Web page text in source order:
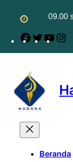
09.00
Facebook
Twitter
Beranda